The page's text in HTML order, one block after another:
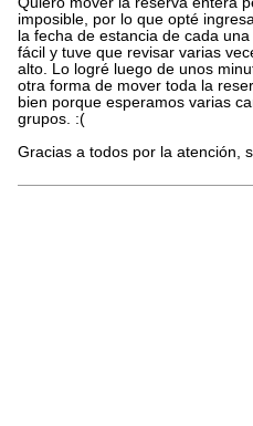
imposible, por lo que opté
la fecha de estancia de cada
fácil y tuve que revisar varias
alto. Lo logré luego de unos
otra forma de mover toda la
bien porque esperamos varias
grupos. :(
Gracias a todos por la atención,